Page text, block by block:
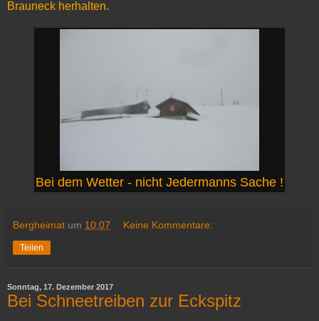
Brauneck herhalten.
Bei dem Wetter - nicht Jedermanns Sache !
Bergheimat um 10:07 Keine Kommentare:
Teilen
Sonntag, 17. Dezember 2017
Bei Schneetreiben zur Eckspitz